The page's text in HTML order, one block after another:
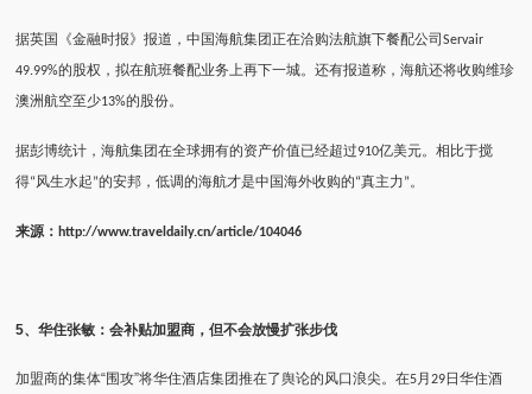
据英国《金融时报》报道，中国海航集团正在洽购法航旗下餐配公司Servair
49.99%的股权，拟在航班餐配业务上再下一城。还有报道称，海航还将收购维珍
澳洲航空至少13%的股份。
据彭博统计，海航集团在全球拥有的资产价值已经超过910亿美元。相比于搅
得“风生水起”的安邦，低调的海航才是中国海外收购的“真主力”。
来源：http://www.traveldaily.cn/article/104046
5、华住张敏：会补贴加盟商，但不会放慢扩张步伐
加盟商的集体“围攻”将华住酒店集团推在了舆论的风口浪尖。在5月29日华住酒